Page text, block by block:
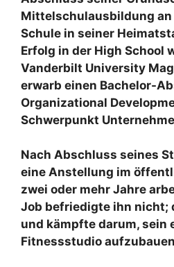
Mittelschulausbildung
Schule in seiner
Erfolg in der High School
Vanderbilt University
erwarb einen Bachelor-
Organizational
Schwerpunkt
Nach Abschluss seines
eine Anstellung im
zwei oder mehr Jahre
Job befriedigte ihn nicht;
und kämpfte darum, sein
Fitnessstudio